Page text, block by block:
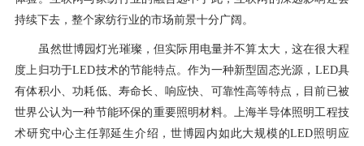
持续下去，整个家纺行业的市场前景十分广阔。
虽然世博园灯光璀璨，但实际用电量并不算太大，这在很大程
度上归功于LED技术的节能特点。作为一种新型固态光源，LED具
有体积小、功耗低、寿命长、响应快、可靠性高等特点，目前已被
世界公认为一种节能环保的重要照明材料。上海半导体照明工程技
术研究中心主任郭延生介绍，世博园内如此大规模的LED照明应